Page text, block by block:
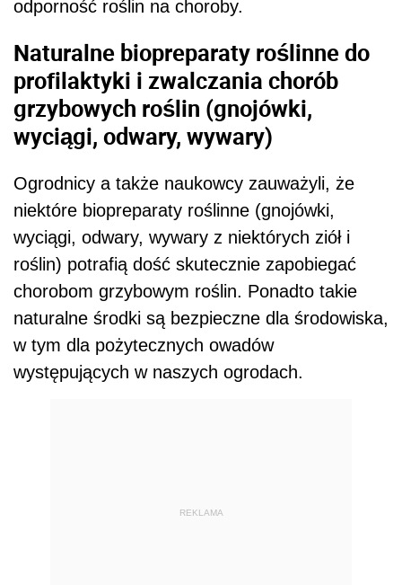
odporność roślin na choroby.
Naturalne biopreparaty roślinne do
profilaktyki i zwalczania chorób
grzybowych roślin (gnojówki,
wyciągi, odwary, wywary)
Ogrodnicy a także naukowcy zauważyli, że
niektóre biopreparaty roślinne (gnojówki,
wyciągi, odwary, wywary z niektórych ziół i
roślin) potrafią dość skutecznie zapobiegać
chorobom grzybowym roślin. Ponadto takie
naturalne środki są bezpieczne dla środowiska,
w tym dla pożytecznych owadów
występujących w naszych ogrodach.
REKLAMA